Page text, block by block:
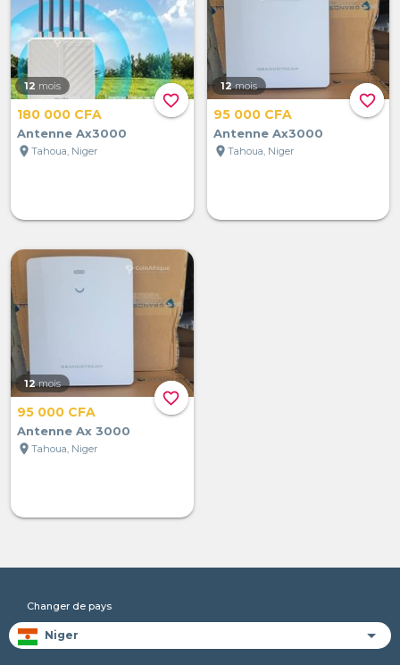
favorite_border
12 mois
180 000 CFA
Antenne Ax3000
location_on Tahoua, Niger
favorite_border
12 mois
95 000 CFA
Antenne Ax3000
location_on Tahoua, Niger
favorite_border
12 mois
95 000 CFA
Antenne Ax 3000
location_on Tahoua, Niger
Changer de pays